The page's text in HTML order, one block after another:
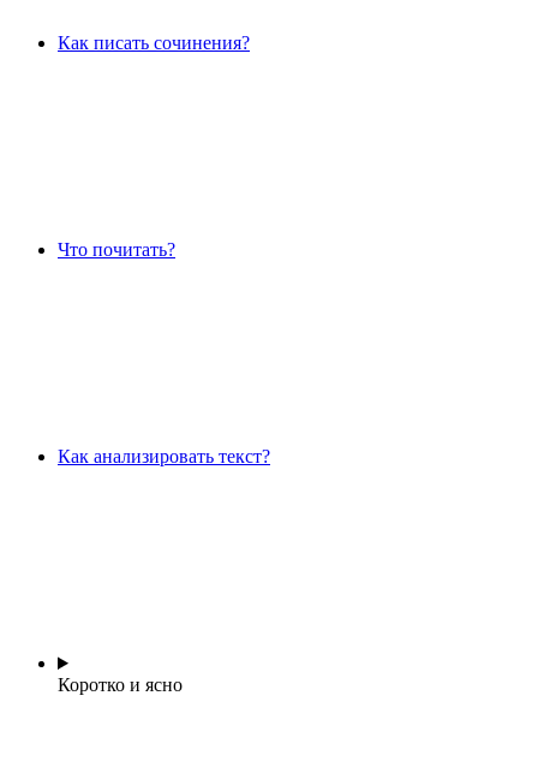
Как писать сочинения?
Что почитать?
Как анализировать текст?
Коротко и ясно